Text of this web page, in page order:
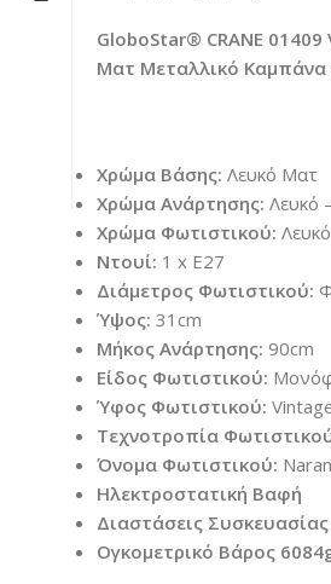
GloboStar® CRANE
Ματ Μεταλλικό Καμπάνα
Χρώμα Βάσης: Λευκό Ματ
Χρώμα Ανάρτησης: Λευκό
Χρώμα Φωτιστικού:
Ντουί: 1 x E27
Διάμετρος Φωτιστικού:
Ύψος: 31cm
Μήκος Ανάρτησης: 90cm
Είδος Φωτιστικού:
Ύφος Φωτιστικού:
Τεχνοτροπία
Όνομα Φωτιστικού:
Ηλεκτροστατική Βαφή
Διαστάσεις Συσκευασίας
Ογκομετρικό Βάρος